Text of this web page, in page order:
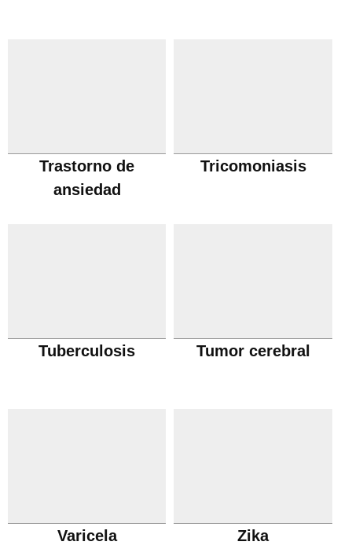
Trastorno de
ansiedad
Tricomoniasis
Tuberculosis Tumor cerebral
Varicela Zika